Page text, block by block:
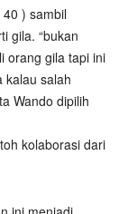
40 ) sambil
gila. “bukan
orang gila tapi ini
kalau salah
Wando dipilih
kolaborasi dari